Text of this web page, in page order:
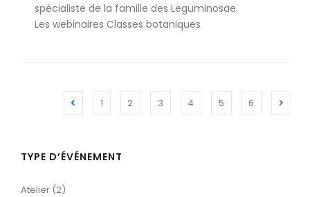
spécialiste de la famille des Leguminosae.
Les webinaires Classes botaniques
1 2 3 4 5 6
TYPE D’ÉVÉNEMENT
Atelier (2)